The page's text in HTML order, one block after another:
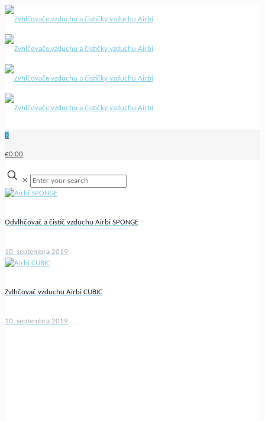
0
€0.00
✕
Odvlhčovač a čistič vzduchu Airbi SPONGE
10. septembra 2019
Zvlhčovač vzduchu Airbi CUBIC
10. septembra 2019